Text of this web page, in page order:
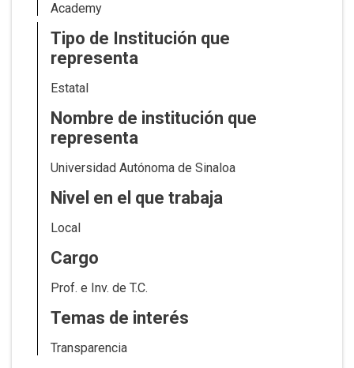
Academy
Tipo de Institución que
representa
Estatal
Nombre de institución que
representa
Universidad Autónoma de Sinaloa
Nivel en el que trabaja
Local
Cargo
Prof. e Inv. de T.C.
Temas de interés
Transparencia